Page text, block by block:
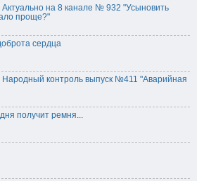
на 8 канале № 932 "Усыновить
проще?"
сердца
Народный контроль выпуск №411 "Аварийная
получит ремня...